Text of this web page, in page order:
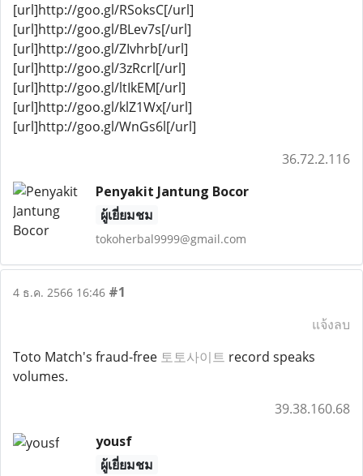
[url]http://goo.gl/RSoksC[/url]
[url]http://goo.gl/BLev7s[/url]
[url]http://goo.gl/ZIvhrb[/url]
[url]http://goo.gl/3zRcrl[/url]
[url]http://goo.gl/ltIkEM[/url]
[url]http://goo.gl/klZ1Wx[/url]
[url]http://goo.gl/WnGs6l[/url]
36.72.2.116
Penyakit Jantung Bocor
ผู้เยี่ยมชม
tokoherbal9999@gmail.com
4 ธ.ค. 2566 16:46 #1
แจ้งลบ
Toto Match's fraud-free 토토사이트 record speaks
volumes.
39.38.160.68
yousf
ผู้เยี่ยมชม